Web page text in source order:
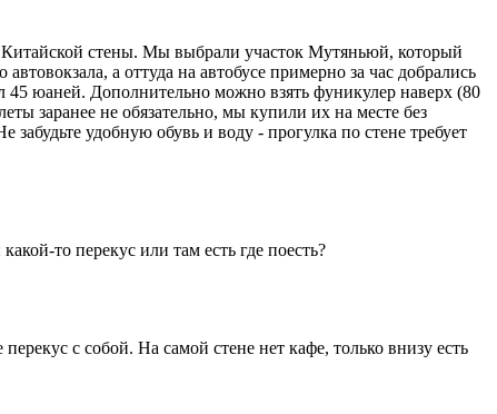
стены. Мы выбрали участок Мутяньюй, который
а оттуда на автобусе примерно за час добрались
45 юаней. Дополнительно можно взять фуникулер наверх (80
заранее не обязательно, мы купили их на месте без
удобную обувь и воду - прогулка по стене требует
то перекус или там есть где поесть?
с собой. На самой стене нет кафе, только внизу есть